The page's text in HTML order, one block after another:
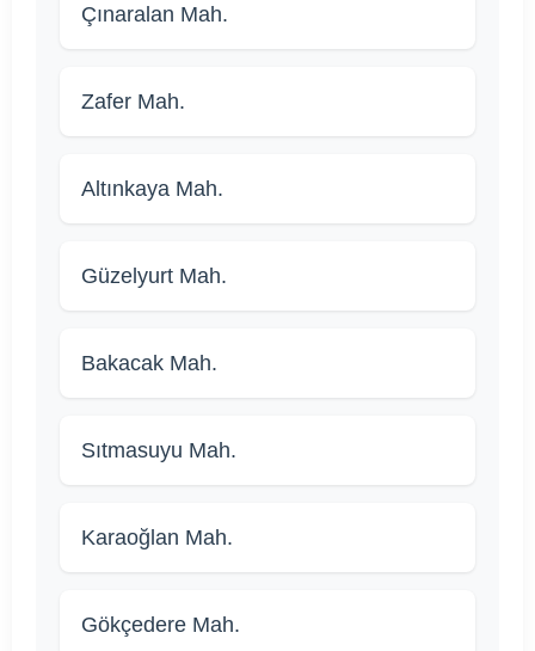
Çınaralan Mah.
Zafer Mah.
Altınkaya Mah.
Güzelyurt Mah.
Bakacak Mah.
Sıtmasuyu Mah.
Karaoğlan Mah.
Gökçedere Mah.